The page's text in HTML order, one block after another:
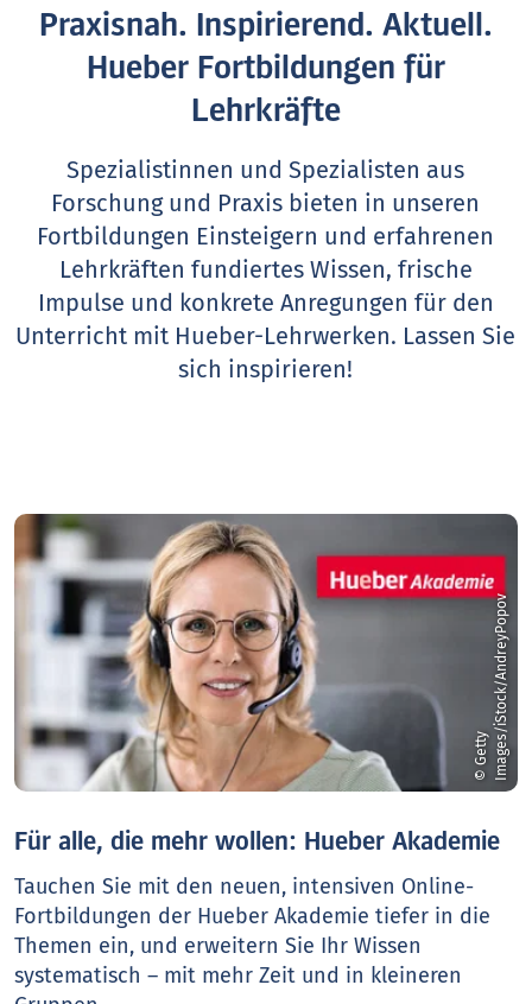
Praxisnah. Inspirierend. Aktuell.
Hueber Fortbildungen für
Lehrkräfte
Spezialistinnen und Spezialisten aus
Forschung und Praxis bieten in unseren
Fortbildungen Einsteigern und erfahrenen
Lehrkräften fundiertes Wissen, frische
Impulse und konkrete Anregungen für den
Unterricht mit Hueber-Lehrwerken. Lassen Sie
sich inspirieren!
©
G
e
t
t
y
I
m
a
g
e
s
/
i
S
t
o
c
k
/
A
n
d
r
e
y
P
o
p
ov
Für alle, die mehr wollen: Hueber Akademie
Tauchen Sie mit den neuen, intensiven Online-
Fortbildungen der Hueber Akademie tiefer in die
Themen ein, und erweitern Sie Ihr Wissen
systematisch – mit mehr Zeit und in kleineren